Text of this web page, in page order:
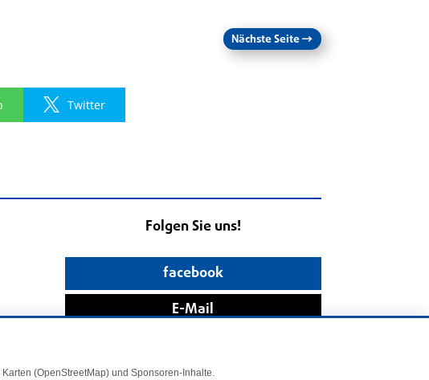
Nächste Seite→
Twitter
Folgen Sie uns!
facebook
E-Mail
(OpenStreetMap) und Sponsoren-Inhalte.